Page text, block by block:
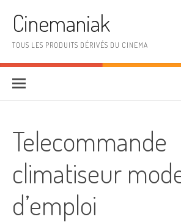
Cinemaniak
TOUS LES PRODUITS DÉRIVÉS DU CINEMA
Telecommande
climatiseur
d’emploi